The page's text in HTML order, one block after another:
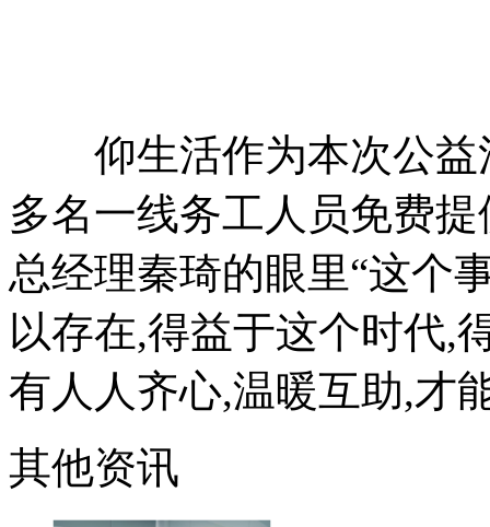
仰生活作为本次公益
多名一线务工人员免费
总经理秦琦的眼里“这个
以存在,得益于这个时代,
有人人齐心,温暖互助,才
其他资讯